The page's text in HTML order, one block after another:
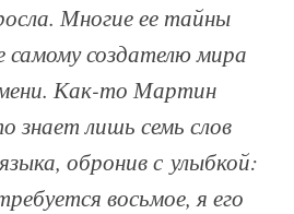
Многие ее тайны
создателю мира
Как-то Мартин
знает лишь семь слов
обронив с улыбкой:
восьмое, я его